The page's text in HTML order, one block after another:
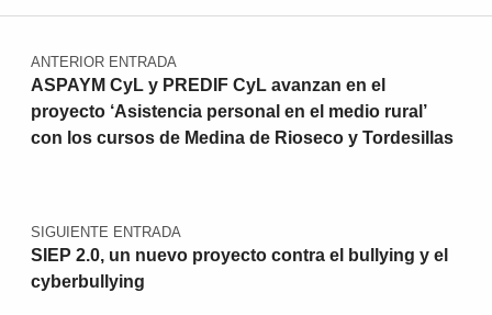
Navegación de entradas
ANTERIOR ENTRADA
ASPAYM CyL y PREDIF CyL avanzan en el
proyecto ‘Asistencia personal en el medio rural’
con los cursos de Medina de Rioseco y Tordesillas
SIGUIENTE ENTRADA
SIEP 2.0, un nuevo proyecto contra el bullying y el
cyberbullying